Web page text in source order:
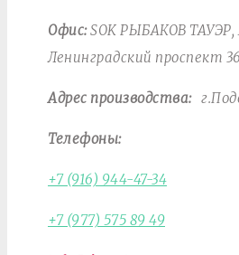
Офис:SOK РЫБАКОВ ТАУЭР,
Ленинградский проспект
Адрес производства:
Телефоны:
+7 (916) 944-47-34
+7 (977) 575 89 49